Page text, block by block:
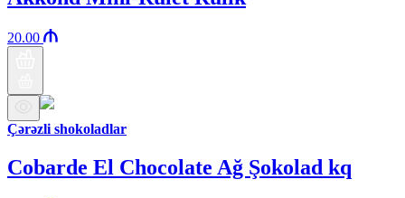
20.00
Çərəzli shokoladlar
Cobarde El Chocolate Ağ Şokolad kq